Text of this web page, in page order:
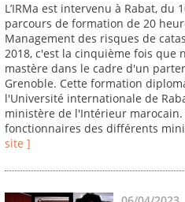
L’IRMa est intervenu à Rabat, du
parcours de formation de 20
Management des risques de
2018, c'est la cinquième fois
mastère dans le cadre d'un
Grenoble. Cette formation
l'Université internationale de
ministère de l'Intérieur marocain.
fonctionnaires des différents
site ]